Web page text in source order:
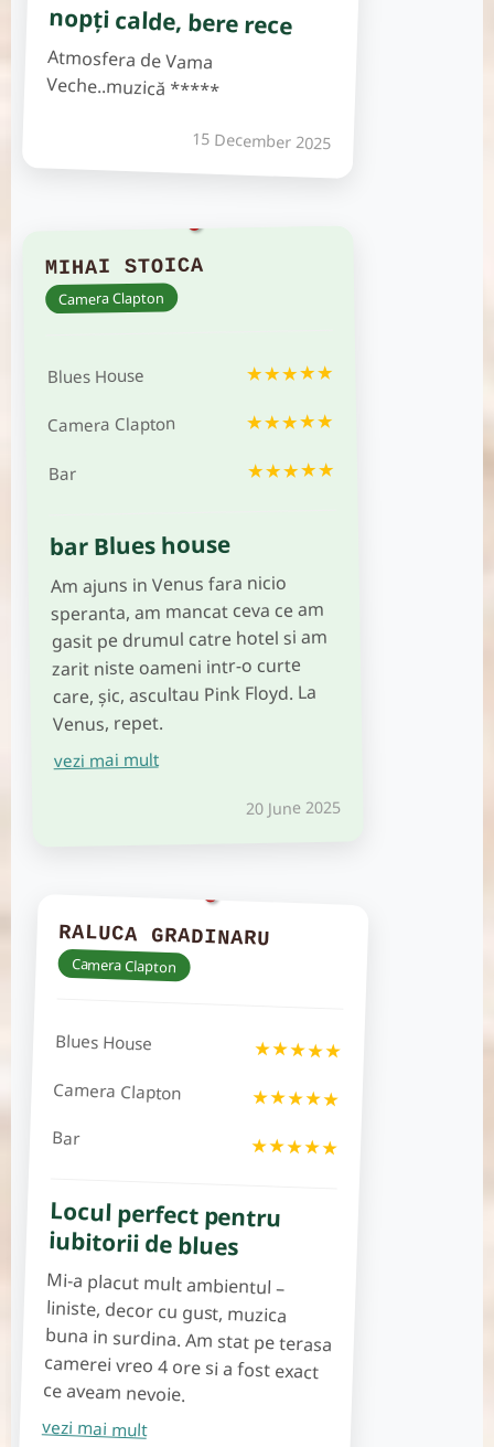
nopţi calde, bere rece
Atmosfera de Vama
Veche..muzică *****
15 December 2025
MIHAI STOICA
Camera Clapton
Blues House ★★★★★
Camera Clapton ★★★★★
Bar ★★★★★
bar Blues house
Am ajuns in Venus fara nicio
speranta, am mancat ceva ce am
gasit pe drumul catre hotel si am
zarit niste oameni intr-o curte
care, șic, ascultau Pink Floyd. La
Venus, repet.
vezi mai mult
20 June 2025
RALUCA GRADINARU
Camera Clapton
Blues House ★★★★★
Camera Clapton ★★★★★
Bar ★★★★★
Locul perfect pentru
iubitorii de blues
Mi-a placut mult ambientul –
liniste, decor cu gust, muzica
buna in surdina. Am stat pe terasa
camerei vreo 4 ore si a fost exact
ce aveam nevoie.
vezi mai mult